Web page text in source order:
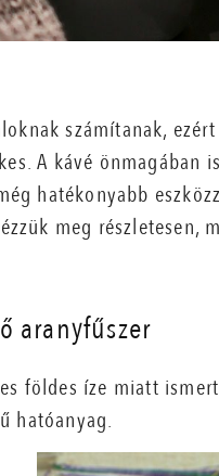
számítanak,
A kávé önmagában
hatékonyabb
meg részletesen,
aranyfűszer
földes íze miatt
hatóanyag.